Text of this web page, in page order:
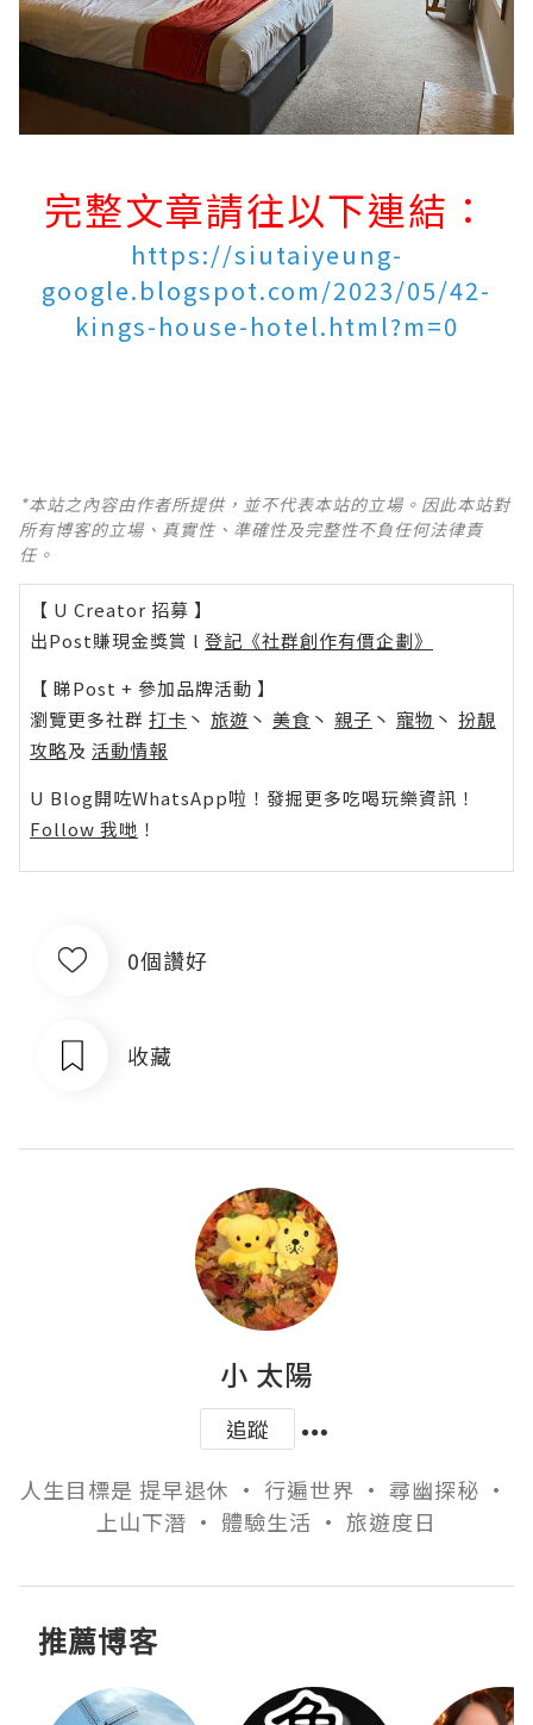
完整文章請往以下連結：
https://siutaiyeung-
google.blogspot.com/2023/05/42-
kings-house-hotel.html?m=0
*本站之內容由作者所提供，並不代表本站的立場。因此本站對
所有博客的立場、真實性、準確性及完整性不負任何法律責
任。
【 U Creator 招募 】
出Post賺現金獎賞 l 登記《社群創作有價企劃》
【 睇Post + 參加品牌活動 】
瀏覽更多社群 打卡 丶 旅遊 丶 美食 丶 親子 丶 寵物 丶 扮靚
攻略及 活動情報
U Blog開咗WhatsApp啦！發掘更多吃喝玩樂資訊！
Follow 我哋 ！
0個讚好
收藏
小 太陽
追蹤
人生目標是 提早退休 • 行遍世界 • 尋幽探秘 •
上山下潛 • 體驗生活 • 旅遊度日
推薦博客